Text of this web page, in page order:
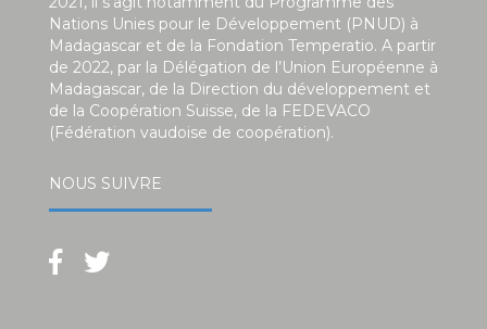
Nations Unies pour le Développement (PNUD) à
Madagascar et de la Fondation Temperatio. A partir
de 2022, par la Délégation de l’Union Européenne à
Madagascar, de la Direction du développement et
de la Coopération Suisse, de la FEDEVACO
(Fédération vaudoise de coopération).
NOUS SUIVRE